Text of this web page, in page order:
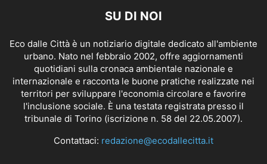
SU DI NOI
Eco dalle Città è un notiziario digitale dedicato all'ambiente
urbano. Nato nel febbraio 2002, offre aggiornamenti
quotidiani sulla cronaca ambientale nazionale e
internazionale e racconta le buone pratiche realizzate nei
territori per sviluppare l'economia circolare e favorire
l'inclusione sociale. È una testata registrata presso il
tribunale di Torino (iscrizione n. 58 del 22.05.2007).
Contattaci: redazione@ecodallecitta.it